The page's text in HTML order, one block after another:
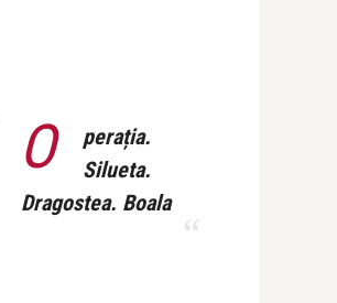
O
perația.
Silueta.
Dragostea. Boala